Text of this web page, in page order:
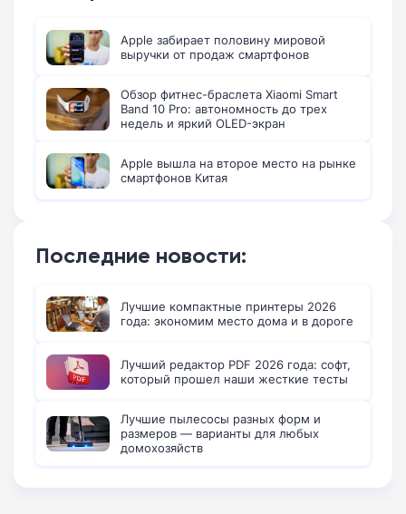
Apple забирает половину мировой
выручки от продаж смартфонов
Обзор фитнес-браслета Xiaomi Smart
Band 10 Pro: автономность до трех
недель и яркий OLED-экран
Apple вышла на второе место на рынке
смартфонов Китая
Последние новости:
Лучшие компактные принтеры 2026
года: экономим место дома и в дороге
Лучший редактор PDF 2026 года: софт,
который прошел наши жесткие тесты
Лучшие пылесосы разных форм и
размеров — варианты для любых
домохозяйств